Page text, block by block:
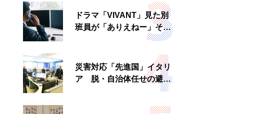
ドラマ「VIVANT」見た別
班員が「ありえねー」その
理由とは 非公然組織ゆえ
災害対応「先進国」イタリ
ア 脱・自治体任せの避難
所運営、被災者への温かい